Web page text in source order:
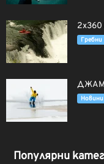
2х360
Гребни
Новини
Популярни